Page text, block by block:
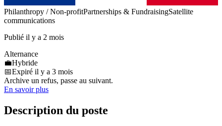
Philanthropy / Non-profitPartnerships & FundraisingSatellite
communications
Publié il y a 2 mois
Alternance
💼Hybride
📅Expiré il y a 3 mois
Archive un refus, passe au suivant.
En savoir plus
Description du poste